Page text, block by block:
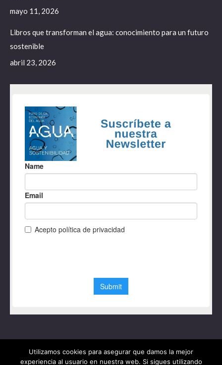
mayo 11, 2026
Libros que transforman el agua: conocimiento para un futuro
sostenible
abril 23, 2026
Utilizamos cookies para asegurar que damos la mejor
experiencia al usuario en nuestra web. Si sigues utilizando